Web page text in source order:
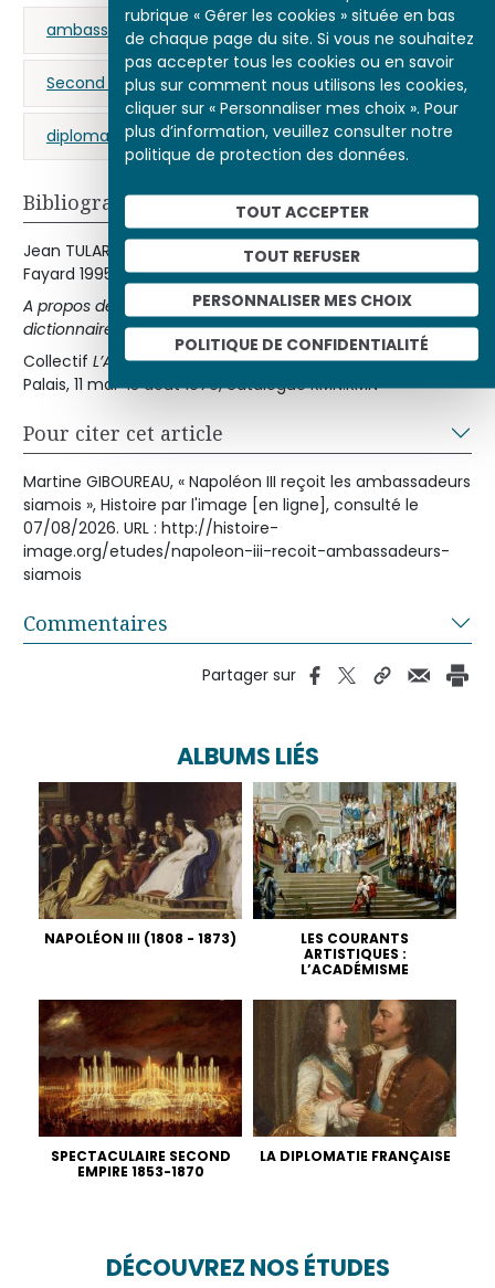
rubrique « Gérer les cookies » située en bas
de chaque page du site. Si vous ne souhaitez
pas accepter tous les cookies ou en savoir
plus sur comment nous utilisons les cookies,
cliquer sur « Personnaliser mes choix ». Pour
plus d’information, veuillez consulter notre
politique de protection des données.
TOUT ACCEPTER
TOUT REFUSER
PERSONNALISER MES CHOIX
POLITIQUE DE CONFIDENTIALITÉ
ambassade Fontainebleau Napoléon III
Second Empire Guerre d'Italie (1859)
diplomatie Asiatique
Bibliographie
Jean TULARD (dir.) Dictionnaire du Second Empire
Fayard 1995.
A propos de l'illustration de la jaquette et de l'étui du
dictionnaire du Second Empire, Françoise Maison.
Collectif L’Art en France sous le Second Empire, Grand
Palais, 11 mai-13 août 1979, catalogue RMN.RMN
Pour citer cet article
Martine GIBOUREAU, « Napoléon III reçoit les ambassadeurs
siamois », Histoire par l'image [en ligne], consulté le
07/08/2026. URL : http://histoire-
image.org/etudes/napoleon-iii-recoit-ambassadeurs-
siamois
Commentaires
Partager sur
ALBUMS LIÉS
NAPOLÉON III (1808 - 1873)
LES COURANTS
ARTISTIQUES :
L’ACADÉMISME
SPECTACULAIRE SECOND
EMPIRE 1853-1870
LA DIPLOMATIE FRANÇAISE
DÉCOUVREZ NOS ÉTUDES